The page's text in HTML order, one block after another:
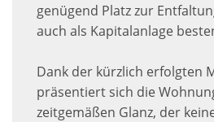
genügend Platz zur
auch als Kapitalanlage
Dank der kürzlich erfolgten
präsentiert sich die
zeitgemäßen Glanz, der